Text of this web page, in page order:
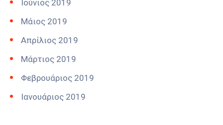
Ιούνιος 2019
Μάιος 2019
Απρίλιος 2019
Μάρτιος 2019
Φεβρουάριος 2019
Ιανουάριος 2019